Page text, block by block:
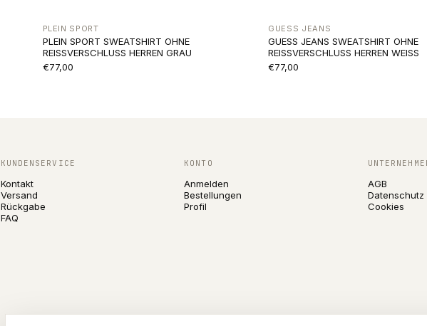
PLEIN SPORT
PLEIN SPORT SWEATSHIRT OHNE
REISSVERSCHLUSS HERREN GRAU
€77,00
GUESS JEANS
GUESS JEANS SWEATSHIRT OHNE
REISSVERSCHLUSS HERREN WEISS
€77,00
KUNDENSERVICE
Kontakt
Versand
Rückgabe
FAQ
KONTO
Anmelden
Bestellungen
Profil
AGB
Datenschutz
Cookies